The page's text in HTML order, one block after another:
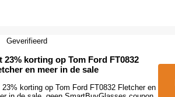
Geverifieerd
23% korting op Tom Ford FT0832
en meer in de sale
23% korting op Tom Ford FT0832 Fletcher en